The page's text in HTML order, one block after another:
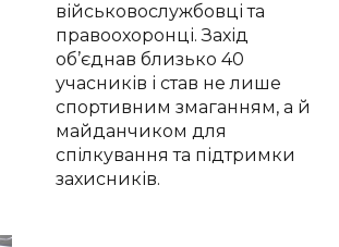
військовослужбовці та
правоохоронці. Захід
об’єднав близько 40
учасників і став не лише
спортивним змаганням, а й
майданчиком для
спілкування та підтримки
захисників.